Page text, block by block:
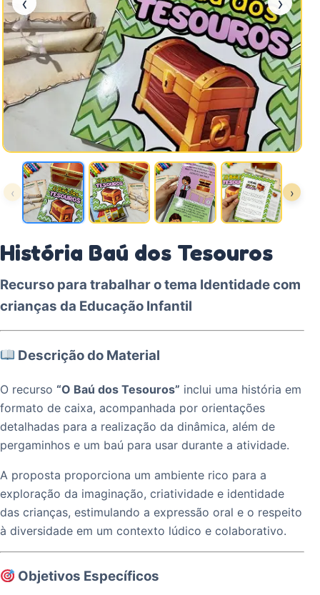
‹ ›
História Baú dos Tesouros
Recurso para trabalhar o tema Identidade com
crianças da Educação Infantil
Descrição do Material
O recurso “O Baú dos Tesouros” inclui uma história em
formato de caixa, acompanhada por orientações
detalhadas para a realização da dinâmica, além de
pergaminhos e um baú para usar durante a atividade.
A proposta proporciona um ambiente rico para a
exploração da imaginação, criatividade e identidade
das crianças, estimulando a expressão oral e o respeito
à diversidade em um contexto lúdico e colaborativo.
Objetivos Específicos